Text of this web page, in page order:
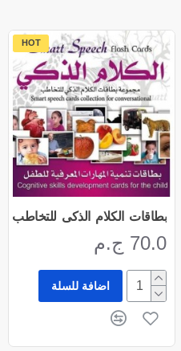
HOT
بطاقات الكلام الذكى للتخاطب
70.0 ج.م
اضافة للسلة